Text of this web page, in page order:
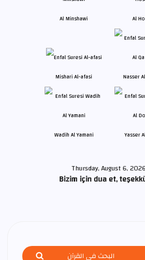
Al Minshawi Al
Mishari Al-afasi Nasser
Wadih Al Yamani Yasser
Thursday, August 6, 2026
Bizim için dua et,